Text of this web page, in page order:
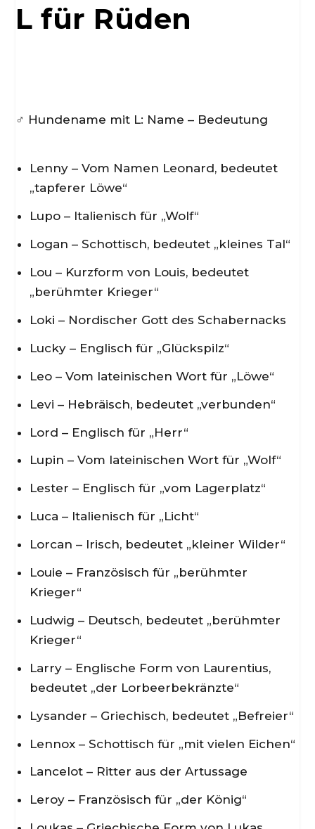
L für Rüden
♂️ Hundename mit L: Name – Bedeutung
Lenny – Vom Namen Leonard, bedeutet
„tapferer Löwe“
Lupo – Italienisch für „Wolf“
Logan – Schottisch, bedeutet „kleines Tal“
Lou – Kurzform von Louis, bedeutet
„berühmter Krieger“
Loki – Nordischer Gott des Schabernacks
Lucky – Englisch für „Glückspilz“
Leo – Vom lateinischen Wort für „Löwe“
Levi – Hebräisch, bedeutet „verbunden“
Lord – Englisch für „Herr“
Lupin – Vom lateinischen Wort für „Wolf“
Lester – Englisch für „vom Lagerplatz“
Luca – Italienisch für „Licht“
Lorcan – Irisch, bedeutet „kleiner Wilder“
Louie – Französisch für „berühmter
Krieger“
Ludwig – Deutsch, bedeutet „berühmter
Krieger“
Larry – Englische Form von Laurentius,
bedeutet „der Lorbeerbekränzte“
Lysander – Griechisch, bedeutet „Befreier“
Lennox – Schottisch für „mit vielen Eichen“
Lancelot – Ritter aus der Artussage
Leroy – Französisch für „der König“